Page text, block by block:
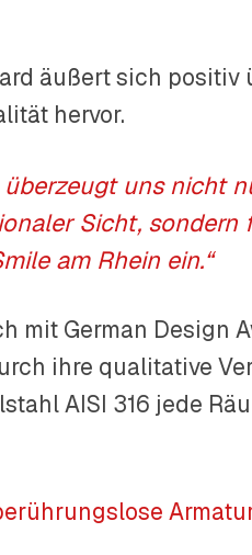
äußert sich positiv
hervor.
überzeugt uns nicht
Sicht, sondern
am Rhein ein.“
mit German Design
ihre qualitative
AISI 316 jede